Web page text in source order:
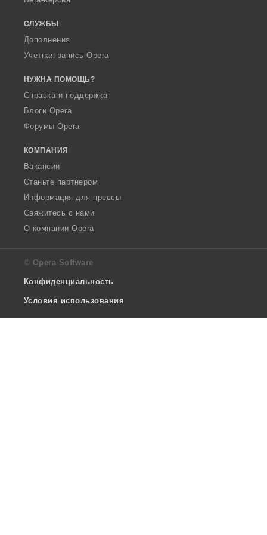
СЛУЖБЫ
Дополнения
Учетная запись Opera
НУЖНА ПОМОЩЬ?
Справка и поддержка
Блоги Opera
Форумы Opera
КОМПАНИЯ
Вакансии
Станьте партнером
Информация для прессы
Свяжитесь с нами
О компании Opera
© Opera Software
Конфиденциальность
Условия использования